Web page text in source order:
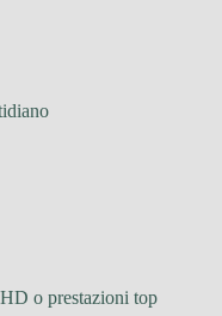
o prestazioni top